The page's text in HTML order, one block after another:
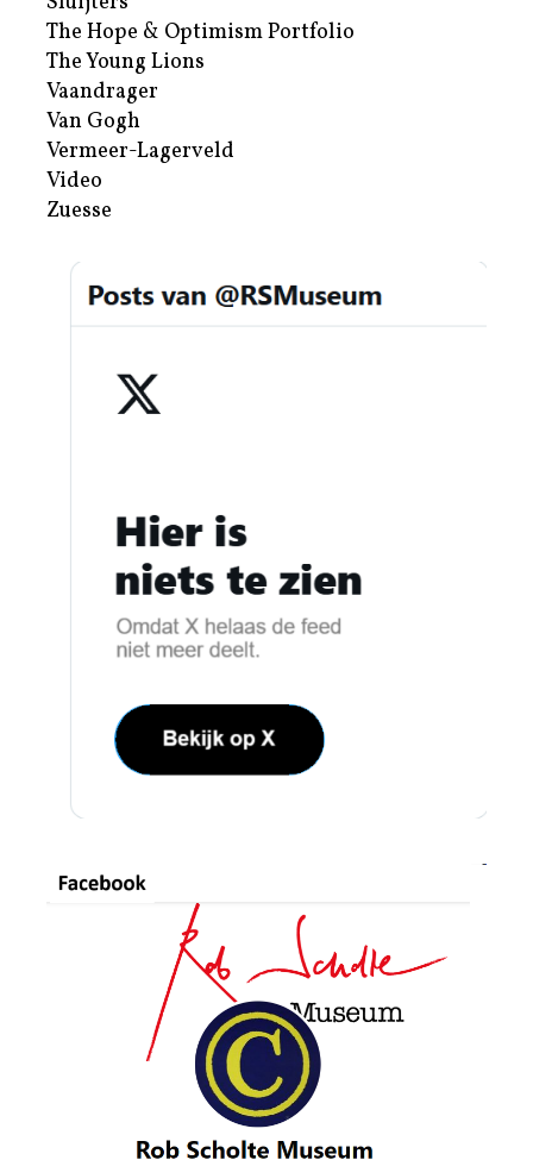
The Hope & Optimism Portfolio
The Young Lions
Vaandrager
Van Gogh
Vermeer-Lagerveld
Video
Zuesse